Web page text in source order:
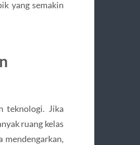
yang semakin
teknologi. Jika
ruang kelas
mendengarkan,